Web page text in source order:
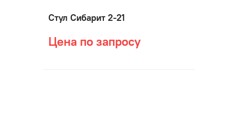
Стул Сибарит 2-21
Цена по запросу